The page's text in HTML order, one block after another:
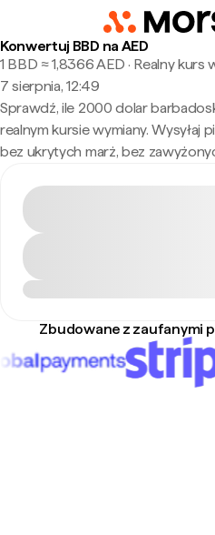
Konwertuj BBD na AED
1 BBD ≈ 1,8366 AED · Realny kurs
7 sierpnia, 12:49
Sprawdź, ile 2000 dolar
realnym kursie wymiany.
bez ukrytych marż, bez
Zbudowane z zaufanymi